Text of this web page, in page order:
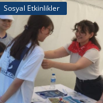
Sosyal Etkinlikler